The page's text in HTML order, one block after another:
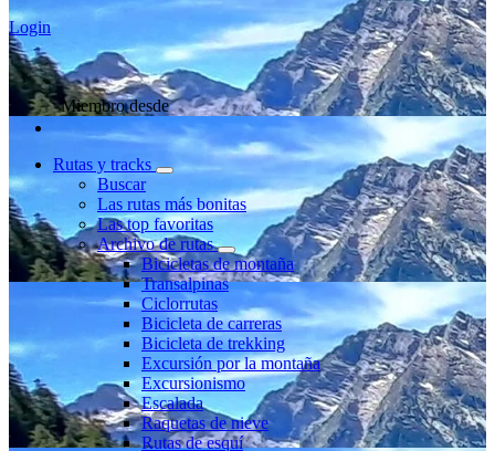
Login
Miembro desde
Rutas y tracks
Buscar
Las rutas más bonitas
Las top favoritas
Archivo de rutas
Bicicletas de montaña
Transalpinas
Ciclorrutas
Bicicleta de carreras
Bicicleta de trekking
Excursión por la montaña
Excursionismo
Escalada
Raquetas de nieve
Rutas de esquí